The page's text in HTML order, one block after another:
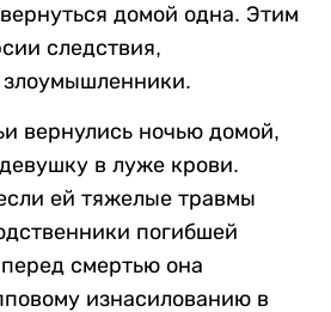
домой одна. Этим
следствия,
злоумышленники.
вернулись ночью домой,
в луже крови.
ей тяжелые травмы
погибшей
смертью она
изнасилованию в